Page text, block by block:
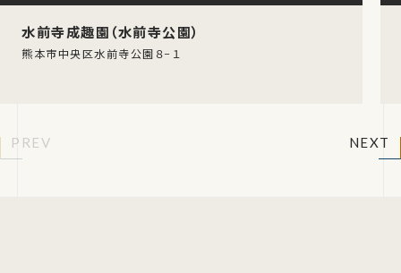
水前寺成趣園（水前寺公園）
熊本市中央区水前寺公園８−１
PREV NEXT